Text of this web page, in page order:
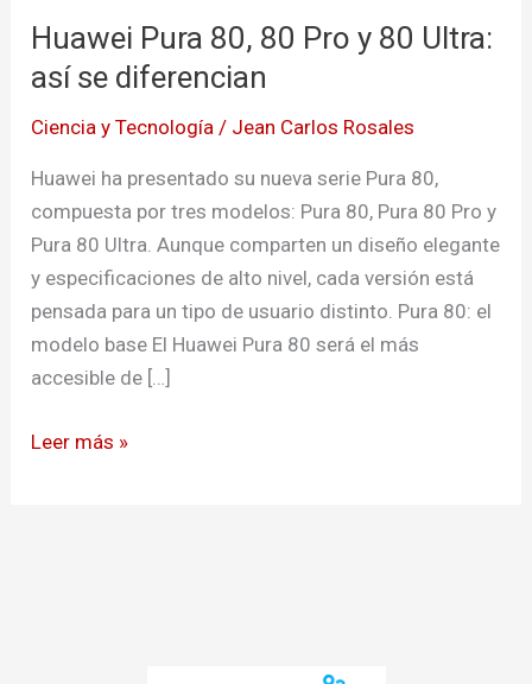
Huawei Pura 80, 80 Pro y 80 Ultra:
así se diferencian
Ciencia y Tecnología / Jean Carlos Rosales
Huawei ha presentado su nueva serie Pura 80,
compuesta por tres modelos: Pura 80, Pura 80 Pro y
Pura 80 Ultra. Aunque comparten un diseño elegante
y especificaciones de alto nivel, cada versión está
pensada para un tipo de usuario distinto. Pura 80: el
modelo base El Huawei Pura 80 será el más
accesible de […]
80
Pro
80
Ultra:
así
se
diferencian
Leer más »